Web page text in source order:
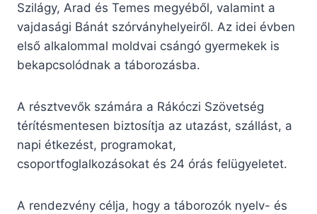
Szilágy, Arad és Temes megyéből, valamint a
vajdasági Bánát szórványhelyeiről. Az idei évben
első alkalommal moldvai csángó gyermekek is
bekapcsolódnak a táborozásba.
A résztvevők számára a Rákóczi Szövetség
térítésmentesen biztosítja az utazást, szállást, a
napi étkezést, programokat,
csoportfoglalkozásokat és 24 órás felügyeletet.
A rendezvény célja, hogy a táborozók nyelv- és